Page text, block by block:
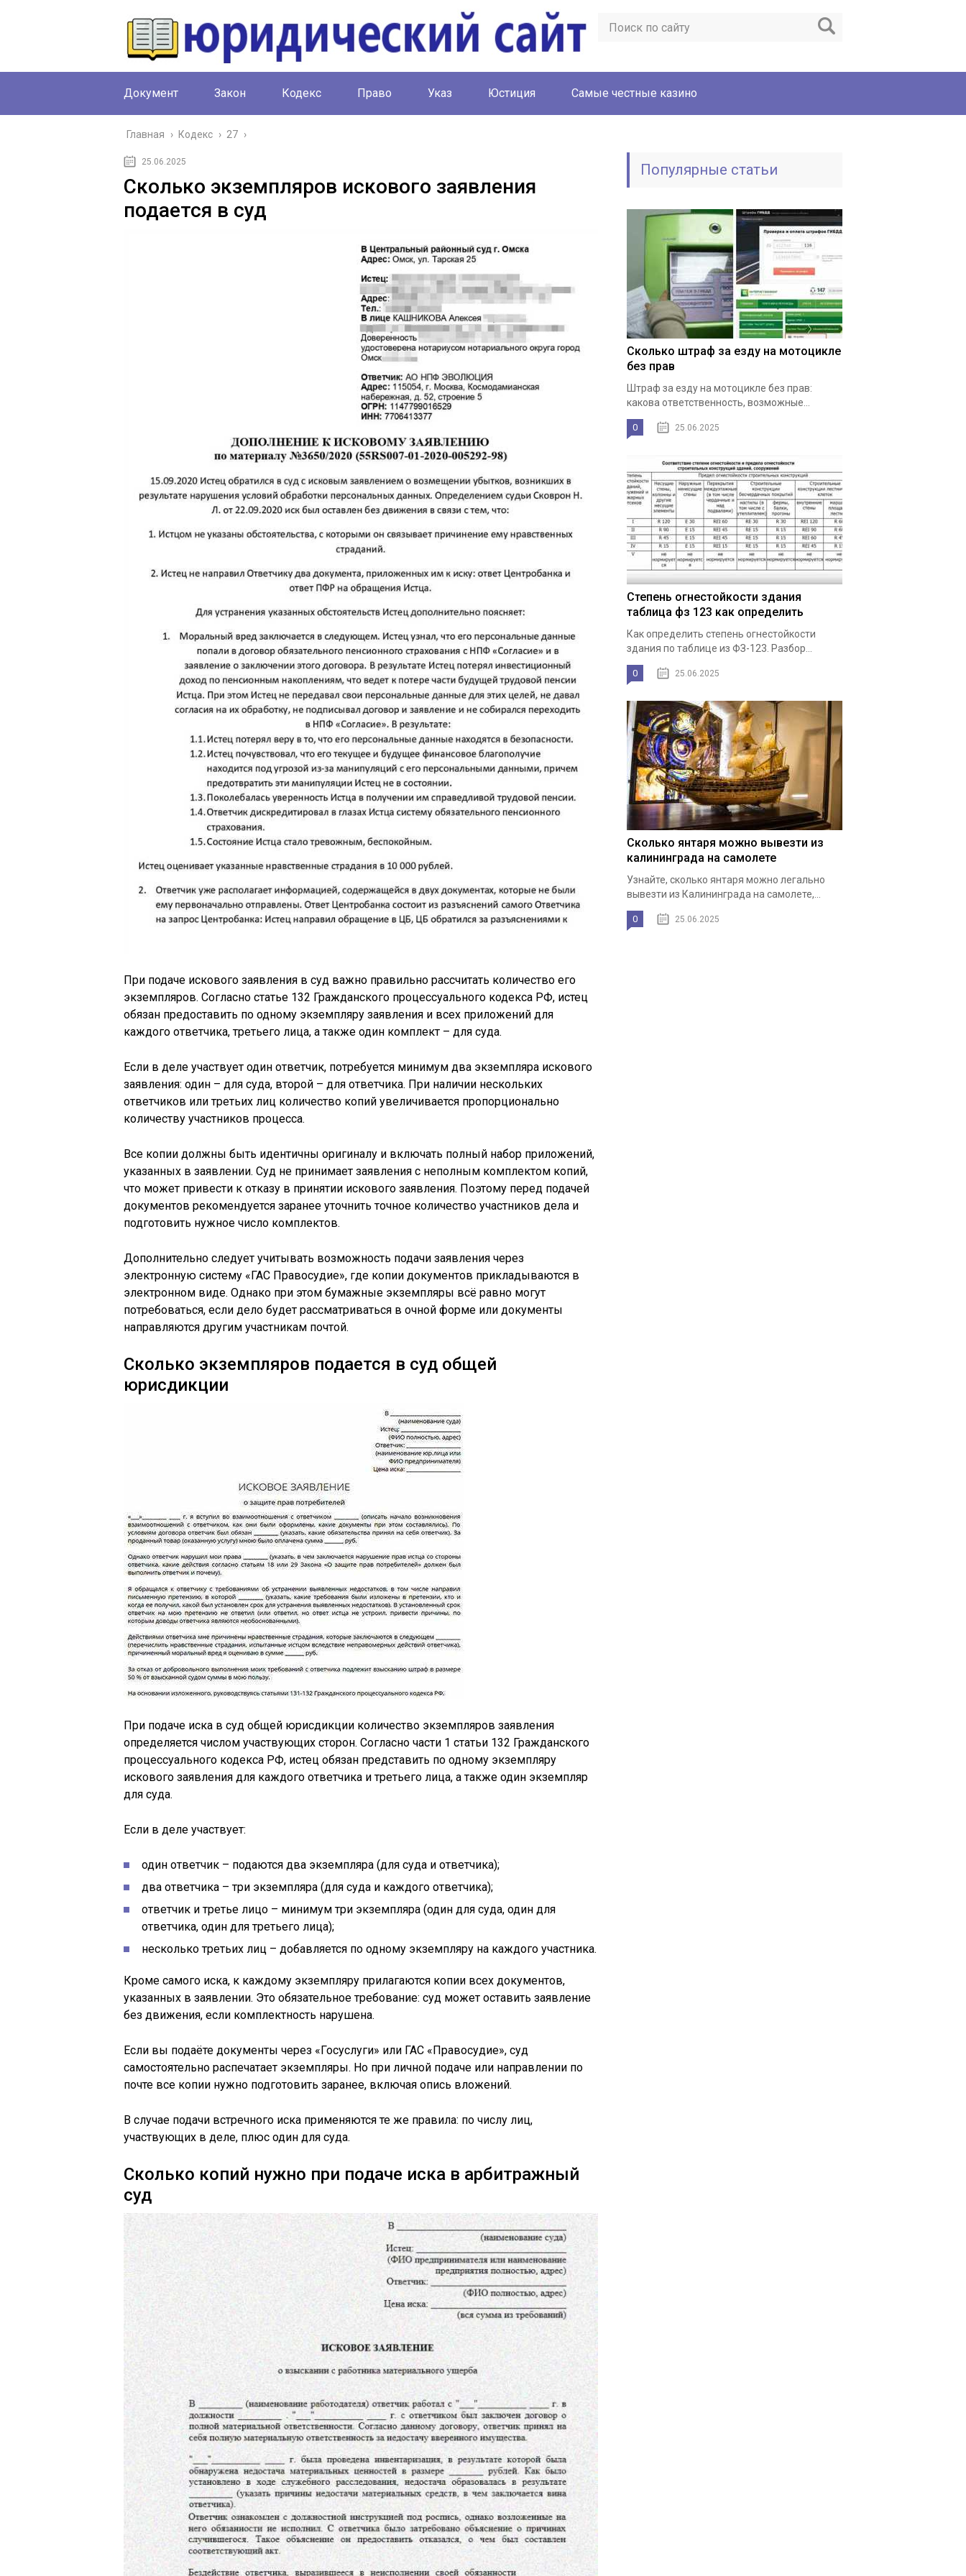
Документ Закон Кодекс Право Указ Юстиция Cамые честные казино
Главная › Кодекс › 27 ›
25.06.2025
Сколько экземпляров искового заявления
подается в суд
При подаче искового заявления в суд важно правильно рассчитать количество его
экземпляров. Согласно статье 132 Гражданского процессуального кодекса РФ, истец
обязан предоставить по одному экземпляру заявления и всех приложений для
каждого ответчика, третьего лица, а также один комплект – для суда.
Если в деле участвует один ответчик, потребуется минимум два экземпляра искового
заявления: один – для суда, второй – для ответчика. При наличии нескольких
ответчиков или третьих лиц количество копий увеличивается пропорционально
количеству участников процесса.
Все копии должны быть идентичны оригиналу и включать полный набор приложений,
указанных в заявлении. Суд не принимает заявления с неполным комплектом копий,
что может привести к отказу в принятии искового заявления. Поэтому перед подачей
документов рекомендуется заранее уточнить точное количество участников дела и
подготовить нужное число комплектов.
Дополнительно следует учитывать возможность подачи заявления через
электронную систему «ГАС Правосудие», где копии документов прикладываются в
электронном виде. Однако при этом бумажные экземпляры всё равно могут
потребоваться, если дело будет рассматриваться в очной форме или документы
направляются другим участникам почтой.
Сколько экземпляров подается в суд общей
юрисдикции
При подаче иска в суд общей юрисдикции количество экземпляров заявления
определяется числом участвующих сторон. Согласно части 1 статьи 132 Гражданского
процессуального кодекса РФ, истец обязан представить по одному экземпляру
искового заявления для каждого ответчика и третьего лица, а также один экземпляр
для суда.
Если в деле участвует:
один ответчик – подаются два экземпляра (для суда и ответчика);
два ответчика – три экземпляра (для суда и каждого ответчика);
ответчик и третье лицо – минимум три экземпляра (один для суда, один для
ответчика, один для третьего лица);
несколько третьих лиц – добавляется по одному экземпляру на каждого участника.
Кроме самого иска, к каждому экземпляру прилагаются копии всех документов,
указанных в заявлении. Это обязательное требование: суд может оставить заявление
без движения, если комплектность нарушена.
Если вы подаёте документы через «Госуслуги» или ГАС «Правосудие», суд
самостоятельно распечатает экземпляры. Но при личной подаче или направлении по
почте все копии нужно подготовить заранее, включая опись вложений.
В случае подачи встречного иска применяются те же правила: по числу лиц,
участвующих в деле, плюс один для суда.
Сколько копий нужно при подаче иска в арбитражный
суд
Популярные статьи
Сколько штраф за езду на мотоцикле
без прав
Штраф за езду на мотоцикле без прав:
какова ответственность, возможные...
0 25.06.2025
Степень огнестойкости здания
таблица фз 123 как определить
Как определить степень огнестойкости
здания по таблице из ФЗ-123. Разбор...
0 25.06.2025
Сколько янтаря можно вывезти из
калининграда на самолете
Узнайте, сколько янтаря можно легально
вывезти из Калининграда на самолете,...
0 25.06.2025